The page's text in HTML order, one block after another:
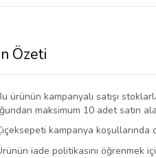
Özeti
ürünün kampanyalı satışı
maksimum 10 adet satın
kampanya koşullarında
iade politikasını öğrenmek